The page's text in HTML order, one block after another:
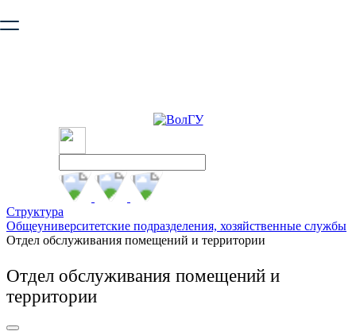
безопасную работу с сайтом. Пожалуйста
Структура
Общеуниверситетские подразделения, хозяйственные службы
Отдел обслуживания помещений и территории
Отдел обслуживания помещений и
территории